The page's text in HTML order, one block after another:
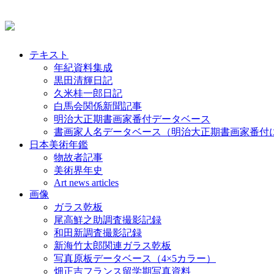
テキスト
年紀資料集成
黒田清輝日記
久米桂一郎日記
白馬会関係新聞記事
明治大正期書画家番付データベース
書画家人名データベース（明治大正期書画家番付
日本美術年鑑
物故者記事
美術界年史
Art news articles
画像
ガラス乾板
尾高鮮之助調査撮影記録
和田新調査撮影記録
新海竹太郎関連ガラス乾板
写真原板データベース（4×5カラー）
畑正吉フランス留学期写真資料